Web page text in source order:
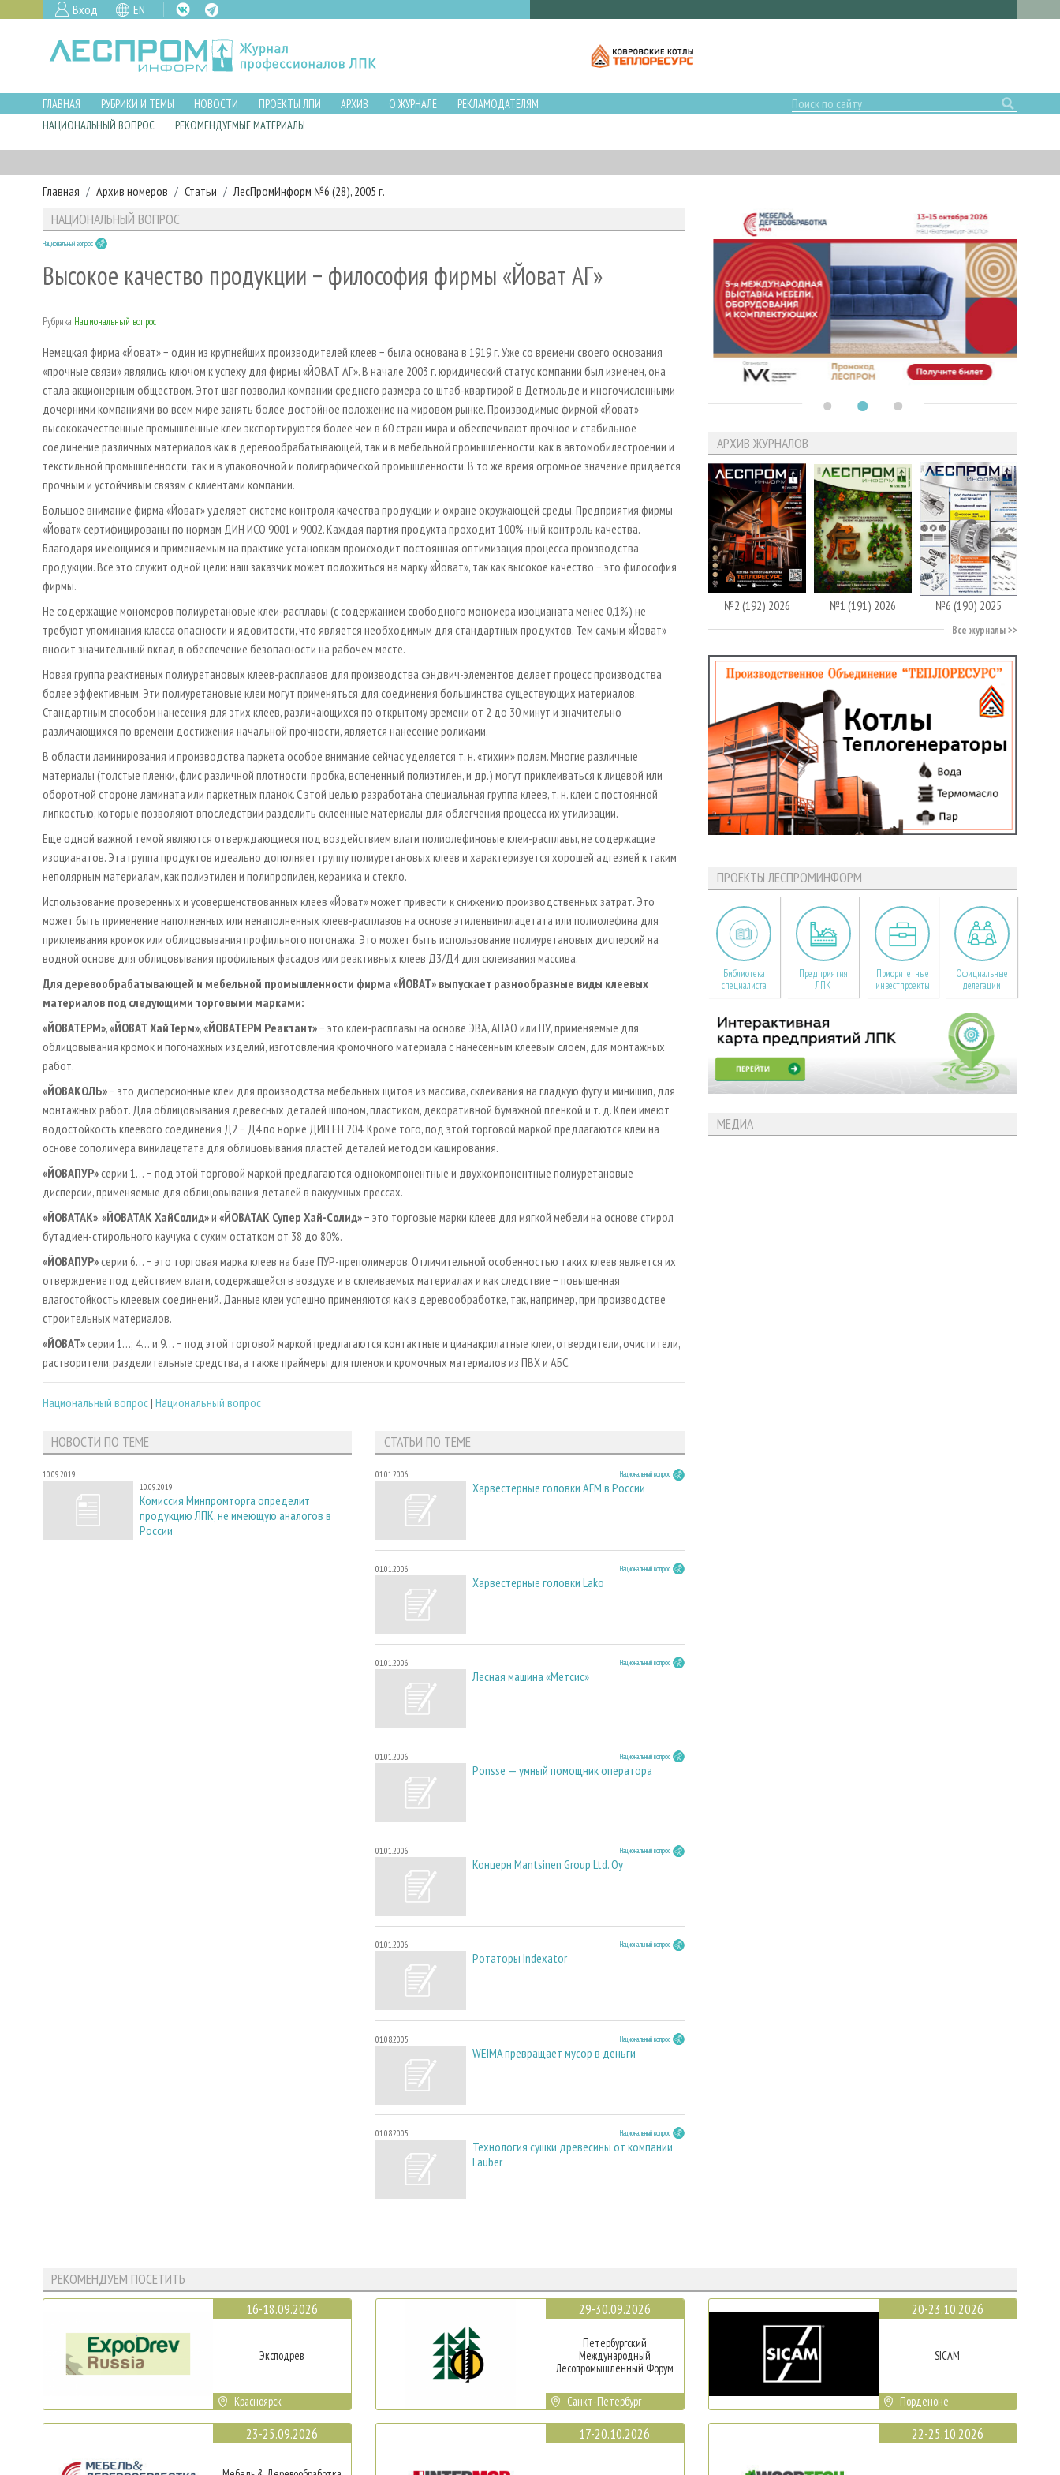
Вход EN
ГЛАВНАЯ РУБРИКИ И ТЕМЫ НОВОСТИ ПРОЕКТЫ ЛПИ АРХИВ О ЖУРНАЛЕ
РЕКЛАМОДАТЕЛЯМ
НАЦИОНАЛЬНЫЙ ВОПРОС
РЕКОМЕНДУЕМЫЕ МАТЕРИАЛЫ
Главная Архив номеров Статьи ЛесПромИнформ №6 (28), 2005 г.
НАЦИОНАЛЬНЫЙ ВОПРОС
Национальный вопрос
Высокое качество продукции − философия фирмы «Йоват АГ»
Рубрика Национальный вопрос
Немецкая фирма «Йоват» − один из крупнейших производителей клеев − была основана в 1919 г. Уже со времени своего основания
«прочные связи» являлись ключом к успеху для фирмы «ЙОВАТ АГ». В начале 2003 г. юридический статус компании был изменен, она
стала акционерным обществом. Этот шаг позволил компании среднего размера со штаб-квартирой в Детмольде и многочисленными
дочерними компаниями во всем мире занять более достойное положение на мировом рынке. Производимые фирмой «Йоват»
высококачественные промышленные клеи экспортируются более чем в 60 стран мира и обеспечивают прочное и стабильное
соединение различных материалов как в деревообрабатывающей, так и в мебельной промышленности, как в автомобилестроении и
текстильной промышленности, так и в упаковочной и полиграфической промышленности. В то же время огромное значение придается
прочным и устойчивым связям с клиентами компании.
Большое внимание фирма «Йоват» уделяет системе контроля качества продукции и охране окружающей среды. Предприятия фирмы
«Йоват» сертифицированы по нормам ДИН ИСО 9001 и 9002. Каждая партия продукта проходит 100%-ный контроль качества.
Благодаря имеющимся и применяемым на практике установкам происходит постоянная оптимизация процесса производства
продукции. Все это служит одной цели: наш заказчик может положиться на марку «Йоват», так как высокое качество − это философия
фирмы.
Не содержащие мономеров полиуретановые клеи-расплавы (с содержанием свободного мономера изоцианата менее 0,1%) не
требуют упоминания класса опасности и ядовитости, что является необходимым для стандартных продуктов. Тем самым «Йоват»
вносит значительный вклад в обеспечение безопасности на рабочем месте.
Новая группа реактивных полиуретановых клеев-расплавов для производства сэндвич-элементов делает процесс производства
более эффективным. Эти полиуретановые клеи могут применяться для соединения большинства существующих материалов.
Стандартным способом нанесения для этих клеев, различающихся по открытому времени от 2 до 30 минут и значительно
различающихся по времени достижения начальной прочности, является нанесение роликами.
В области ламинирования и производства паркета особое внимание сейчас уделяется т. н. «тихим» полам. Многие различные
материалы (толстые пленки, флис различной плотности, пробка, вспененный полиэтилен, и др.) могут приклеиваться к лицевой или
оборотной стороне ламината или паркетных планок. С этой целью разработана специальная группа клеев, т. н. клеи с постоянной
липкостью, которые позволяют впоследствии разделить склеенные материалы для облегчения процесса их утилизации.
Еще одной важной темой являются отверждающиеся под воздействием влаги полиолефиновые клеи-расплавы, не содержащие
изоцианатов. Эта группа продуктов идеально дополняет группу полиуретановых клеев и характеризуется хорошей адгезией к таким
неполярным материалам, как полиэтилен и полипропилен, керамика и стекло.
Использование проверенных и усовершенствованных клеев «Йоват» может привести к снижению производственных затрат. Это
может быть применение наполненных или ненаполненных клеев-расплавов на основе этиленвинилацетата или полиолефина для
приклеивания кромок или облицовывания профильного погонажа. Это может быть использование полиуретановых дисперсий на
водной основе для облицовывания профильных фасадов или реактивных клеев Д3/Д4 для склеивания массива.
Для деревообрабатывающей и мебельной промышленности фирма «ЙОВАТ» выпускает разнообразные виды клеевых
материалов под следующими торговыми марками:
«ЙОВАТЕРМ»,«ЙОВАТ ХайТерм»,«ЙОВАТЕРМ Реактант»− это клеи-расплавы на основе ЭВА, АПАО или ПУ, применяемые для
облицовывания кромок и погонажных изделий, изготовления кромочного материала с нанесенным клеевым слоем, для монтажных
работ.
«ЙОВАКОЛЬ»− это дисперсионные клеи для производства мебельных щитов из массива, склеивания на гладкую фугу и минишип, для
монтажных работ. Для облицовывания древесных деталей шпоном, пластиком, декоративной бумажной пленкой и т. д. Клеи имеют
водостойкость клеевого соединения Д2 − Д4 по норме ДИН ЕН 204. Кроме того, под этой торговой маркой предлагаются клеи на
основе сополимера винилацетата для облицовывания пластей деталей методом каширования.
«ЙОВАПУР» серии 1… − под этой торговой маркой предлагаются однокомпонентные и двухкомпонентные полиуретановые
дисперсии, применяемые для облицовывания деталей в вакуумных прессах.
«ЙОВАТАК»,«ЙОВАТАК ХайСолид»и «ЙОВАТАК Супер Хай-Солид»− это торговые марки клеев для мягкой мебели на основе стирол
бутадиен-стирольного каучука с сухим остатком от 38 до 80%.
«ЙОВАПУР» серии 6… − это торговая марка клеев на базе ПУР-преполимеров. Отличительной особенностью таких клеев является их
отверждение под действием влаги, содержащейся в воздухе и в склеиваемых материалах и как следствие − повышенная
влагостойкость клеевых соединений. Данные клеи успешно применяются как в деревообработке, так, например, при производстве
строительных материалов.
«ЙОВАТ» серии 1…; 4… и 9… − под этой торговой маркой предлагаются контактные и цианакрилатные клеи, отвердители, очистители,
растворители, разделительные средства, а также праймеры для пленок и кромочных материалов из ПВХ и АБС.
Национальный вопрос| Национальный вопрос
НОВОСТИ ПО ТЕМЕ
10.09.2019
10.09.2019
Комиссия Минпромторга определит
продукцию ЛПК, не имеющую аналогов в
России
СТАТЬИ ПО ТЕМЕ
01.01.2006 Национальный вопрос
Харвестерные головки AFM в России
01.01.2006 Национальный вопрос
Харвестерные головки Lako
01.01.2006 Национальный вопрос
Лесная машина «Метсис»
01.01.2006 Национальный вопрос
Ponsse — умный помощник оператора
01.01.2006 Национальный вопрос
Концерн Mantsinen Group Ltd. Oy
01.01.2006 Национальный вопрос
Ротаторы Indexator
01.08.2005 Национальный вопрос
WEIMA превращает мусор в деньги
01.08.2005 Национальный вопрос
Технология сушки древесины от компании
Lauber
АРХИВ ЖУРНАЛОВ
№2 (192) 2026 №1 (191) 2026 №6 (190) 2025
Все журналы
ПРОЕКТЫ ЛЕСПРОМИНФОРМ
Библиотека
специалиста
Предприятия
ЛПК
Приоритетные
инвестпроекты
Официальные
делегации
МЕДИА
РЕКОМЕНДУЕМ ПОСЕТИТЬ
16-18.09.2026
Эксподрев
Красноярск
23-25.09.2026
29-30.09.2026
Петербургский
Международный
Лесопромышленный Форум
Санкт-Петербург
17-20.10.2026
20-23.10.2026
SICAM
Порденоне
22-25.10.2026